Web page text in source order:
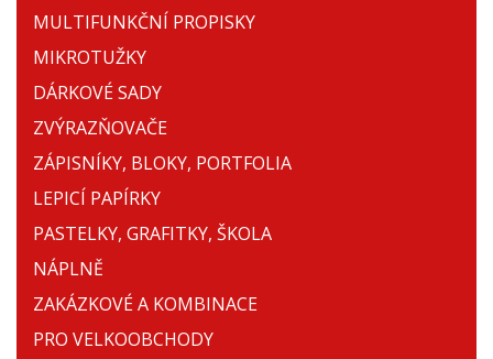
MULTIFUNKČNÍ PROPISKY
MIKROTUŽKY
DÁRKOVÉ SADY
ZVÝRAZŇOVAČE
ZÁPISNÍKY, BLOKY, PORTFOLIA
LEPICÍ PAPÍRKY
PASTELKY, GRAFITKY, ŠKOLA
NÁPLNĚ
ZAKÁZKOVÉ A KOMBINACE
PRO VELKOOBCHODY